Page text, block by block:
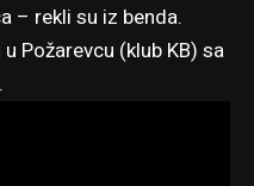
– rekli su iz benda.
Požarevcu (klub KB) sa